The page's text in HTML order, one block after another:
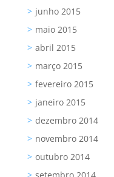
junho 2015
maio 2015
abril 2015
março 2015
fevereiro 2015
janeiro 2015
dezembro 2014
novembro 2014
outubro 2014
setembro 2014